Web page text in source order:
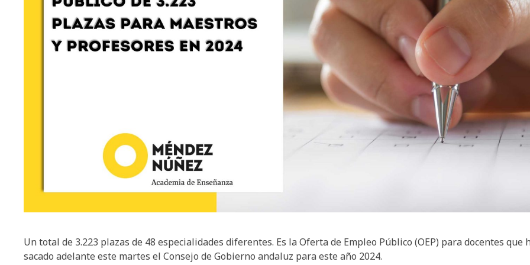
Un total de 3.223 plazas de 48 especialidades diferentes. Es la Oferta de Empleo Público (OEP) para docentes que
sacado adelante este martes el Consejo de Gobierno andaluz para este año 2024.